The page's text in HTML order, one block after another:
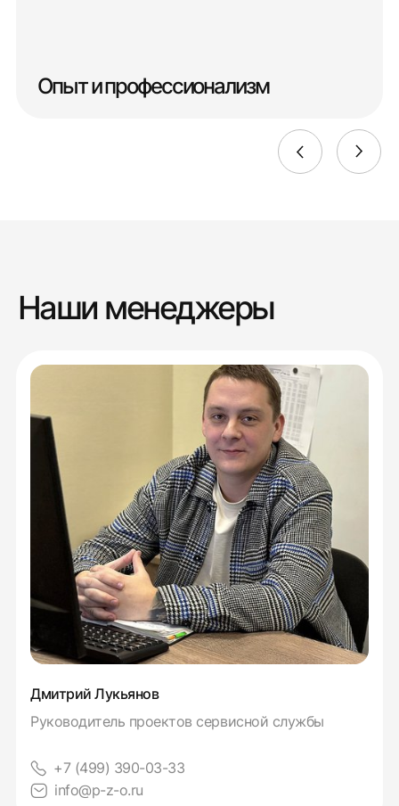
Опыт и профессионализм
Наши менеджеры
Дмитрий Лукьянов
Руководитель проектов сервисной службы
+7 (499) 390-03-33
info@p-z-o.ru